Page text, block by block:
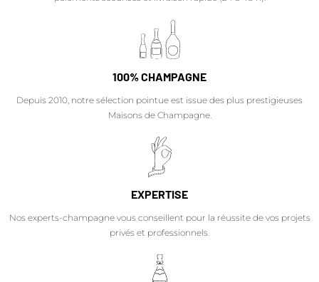
100% CHAMPAGNE
Depuis 2010, notre sélection pointue est issue des plus prestigieuses
Maisons de Champagne.
EXPERTISE
Nos experts-champagne vous conseillent pour la réussite de vos projets
privés et professionnels.